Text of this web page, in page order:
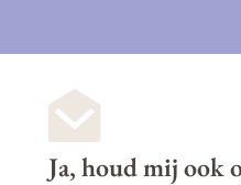
Ja, houd mij ook